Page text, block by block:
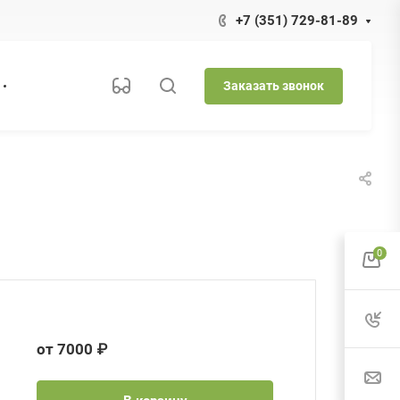
+7 (351) 729-81-89
Заказать звонок
от 7000 ₽
0